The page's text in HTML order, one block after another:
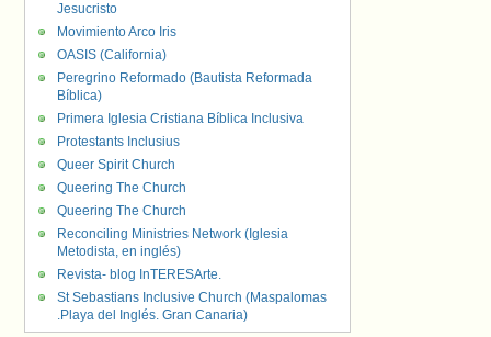
Jesucristo
Movimiento Arco Iris
OASIS (California)
Peregrino Reformado (Bautista Reformada
Bíblica)
Primera Iglesia Cristiana Bíblica Inclusiva
Protestants Inclusius
Queer Spirit Church
Queering The Church
Queering The Church
Reconciling Ministries Network (Iglesia
Metodista, en inglés)
Revista- blog InTERESArte.
St Sebastians Inclusive Church (Maspalomas
.Playa del Inglés. Gran Canaria)